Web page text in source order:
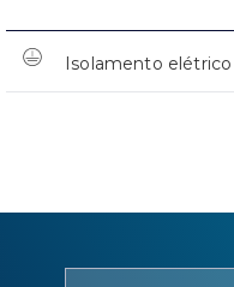
Isolamento elétrico